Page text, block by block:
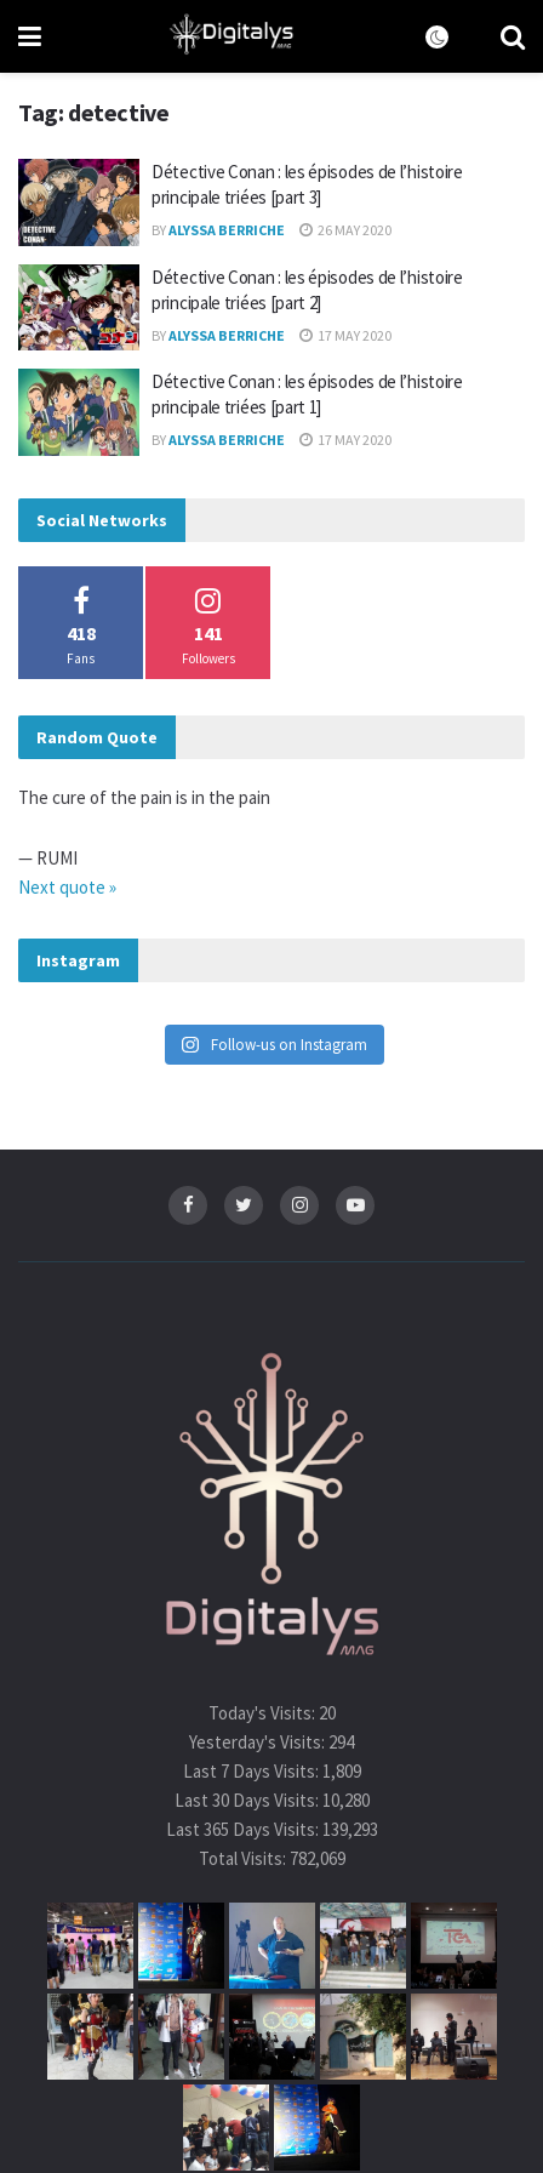
Tag: detective
Détective Conan : les épisodes de l’histoire
principale triées [part 3]
BYALYSSA BERRICHE 26 MAY 2020
Détective Conan : les épisodes de l’histoire
principale triées [part 2]
BYALYSSA BERRICHE 17 MAY 2020
Détective Conan : les épisodes de l’histoire
principale triées [part 1]
BYALYSSA BERRICHE 17 MAY 2020
Social Networks
418
Fans
141
Followers
Random Quote
The cure of the pain is in the pain
— RUMI
Next quote »
Instagram
Follow-us on Instagram
Today's Visits: 20
Yesterday's Visits: 294
Last 7 Days Visits: 1,809
Last 30 Days Visits: 10,280
Last 365 Days Visits: 139,293
Total Visits: 782,069